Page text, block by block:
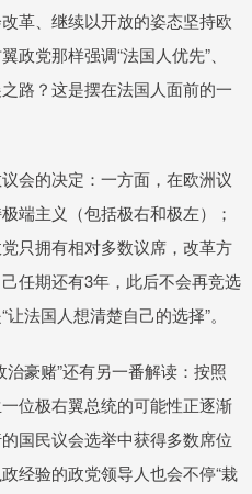
革、继续以开放的姿态坚持欧
党那样强调“法国人优先”、
路？这是摆在法国人面前的一
的决定：一方面，在欧洲议
端主义（包括极右和极左）；
只拥有相对多数议席，改革方
任期还有3年，此后不会再竞选
法国人想清楚自己的选择”。
豪赌”还有另一番解读：按照
位极右翼总统的可能性正逐渐
国民议会选举中获得多数席位
经验的政党领导人也会不停“栽